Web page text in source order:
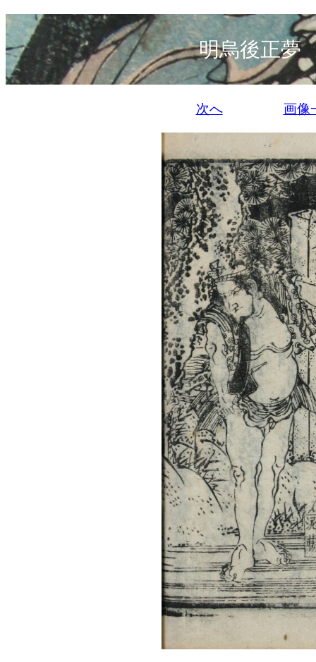
明烏後正
次へ 画像